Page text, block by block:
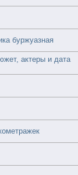
буржуазная
актеры и дата